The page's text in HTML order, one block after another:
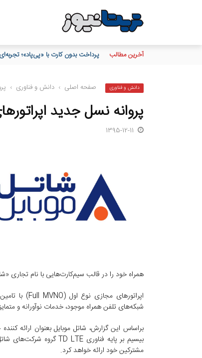
آخرین مطالب پرداخت بدون کارت با «پی‌پاد»؛
دانش و فناوری صفحه اصلی › دانش و فناوری ›
پروانه نسل جدید
1395-12-11
همراه خود را در قالب سیم‌کارت‌هایی با نام تجاری
اپراتورهای مجازی نوع اول (Full MVNO) با
شبکه‌های تلفن همراه موجود، خدمات نوآورانه و
براساس این گزارش، شاتل موبایل بعنوان ارائه
بیسیم بر پایه فناوری TD LTEگروه شرکت‌های
مشترکین خود ارائه خواهد کرد.